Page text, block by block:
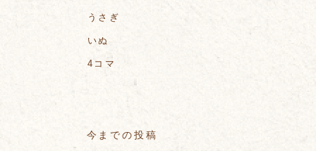
うさぎ
いぬ
4コマ
今までの投稿